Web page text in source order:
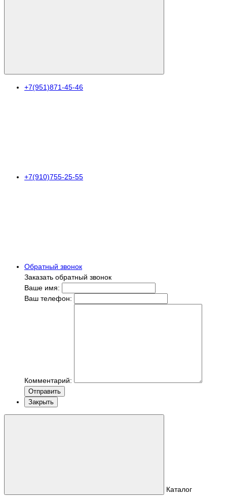
+7(951)871-45-46
+7(910)755-25-55
Обратный звонок
Заказать обратный звонок
Ваше имя:
Ваш телефон:
Комментарий:
Отправить
Закрыть
Каталог